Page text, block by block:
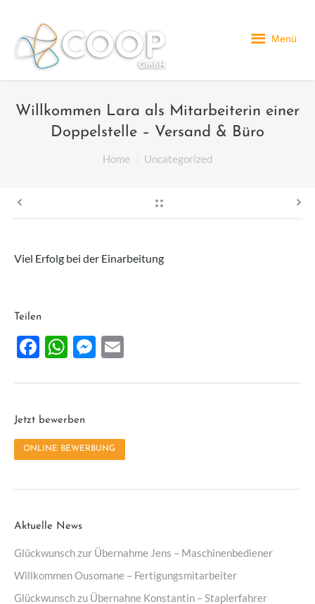
Menü
Willkommen Lara als Mitarbeiterin einer
Doppelstelle – Versand & Büro
Home Uncategorized
Viel Erfolg bei der Einarbeitung
Teilen
Facebook
WhatsApp
Messenger
Jetzt bewerben
ONLINE BEWERBUNG
Aktuelle News
Glückwunsch zur Übernahme Jens – Maschinenbediener
Willkommen Ousomane – Fertigungsmitarbeiter
Glückwunsch zu Übernahne Konstantin – Staplerfahrer